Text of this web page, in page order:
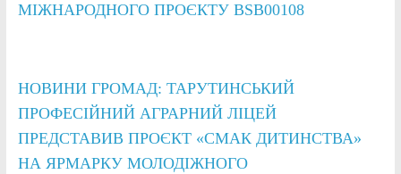
МІЖНАРОДНОГО ПРОЄКТУ BSB00108
НОВИНИ ГРОМАД: ТАРУТИНСЬКИЙ
ПРОФЕСІЙНИЙ АГРАРНИЙ ЛІЦЕЙ
ПРЕДСТАВИВ ПРОЄКТ «СМАК ДИТИНСТВА»
НА ЯРМАРКУ МОЛОДІЖНОГО